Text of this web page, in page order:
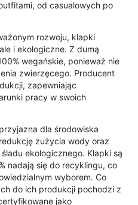
od casualowych po
rozwoju, klapki
i ekologiczne. Z dumą
wegańskie, ponieważ nie
zwierzęcego. Producent
zapewniając
pracy w swoich
dla środowiska
zużycia wody oraz
ekologicznego. Klapki są
nadają się do recyklingu, co
wyborem. Co
do ich produkcji pochodzi z
jako